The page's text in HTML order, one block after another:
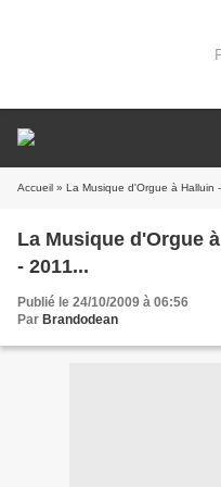
Accueil » La Musique d'Orgue à Halluin
La Musique d'Orgue
- 2011...
Publié le 24/10/2009 à 06:56
Par Brandodean